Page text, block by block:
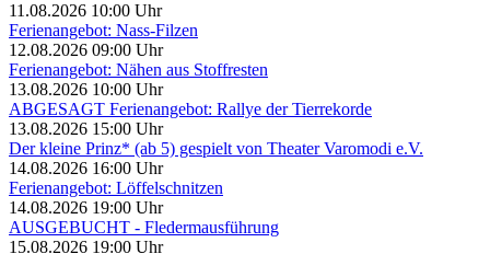
11.08.2026 10:00 Uhr
Ferienangebot: Nass-Filzen
12.08.2026 09:00 Uhr
Ferienangebot: Nähen aus Stoffresten
13.08.2026 10:00 Uhr
ABGESAGT Ferienangebot: Rallye der Tierrekorde
13.08.2026 15:00 Uhr
Der kleine Prinz* (ab 5) gespielt von Theater Varomodi e.V.
14.08.2026 16:00 Uhr
Ferienangebot: Löffelschnitzen
14.08.2026 19:00 Uhr
AUSGEBUCHT - Fledermausführung
15.08.2026 19:00 Uhr